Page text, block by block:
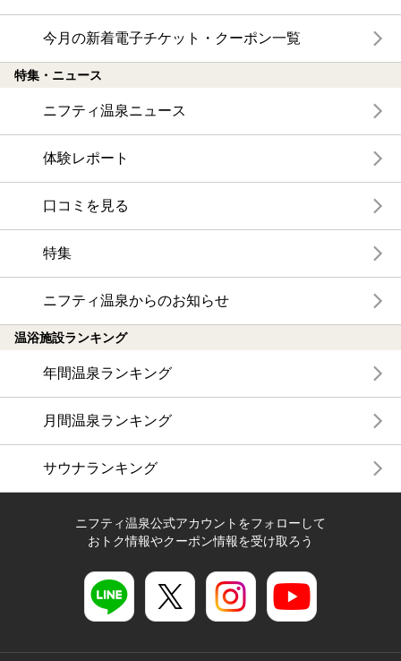
今月の新着電子チケット・クーポン一覧
特集・ニュース
ニフティ温泉ニュース
体験レポート
口コミを見る
特集
ニフティ温泉からのお知らせ
温浴施設ランキング
年間温泉ランキング
月間温泉ランキング
サウナランキング
ニフティ温泉公式アカウントをフォローして
おトク情報やクーポン情報を受け取ろう